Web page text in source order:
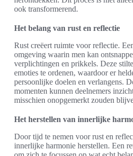
ook transformerend.
Het belang van rust en reflectie
Rust creëert ruimte voor reflectie.
omgeving waarin men kan
verplichtingen en prikkels. Deze
emoties te ordenen, waardoor er
persoonlijke doelen en verlangens.
momenten kunnen deelnemers
misschien onopgemerkt zouden
Het herstellen van innerlijke
Door tijd te nemen voor rust en
innerlijke harmonie herstellen. Een